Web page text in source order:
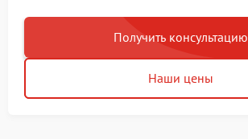
Получить консультацию
Наши цены